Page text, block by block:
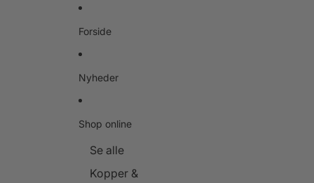
Forside
Nyheder
Shop online
Se alle
Kopper &